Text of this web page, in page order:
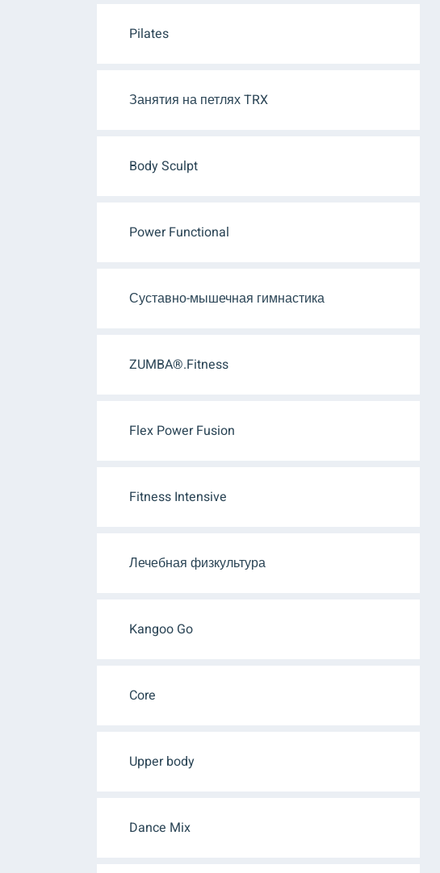
Pilates
Занятия на петлях TRX
Body Sculpt
Power Functional
Суставно-мышечная гимнастика
ZUMBA®.Fitness
Flex Power Fusion
Fitness Intensive
Лечебная физкультура
Kangoo Go
Core
Upper body
Dance Mix